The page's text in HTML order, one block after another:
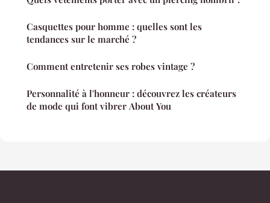
Casquettes pour homme : quelles sont les
tendances sur le marché ?
Comment entretenir ses robes vintage ?
Personnalité à l'honneur : découvrez les créateurs
de mode qui font vibrer About You